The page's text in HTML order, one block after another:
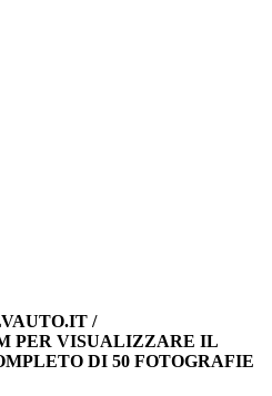
/
PER VISUALIZZARE IL
DI 50 FOTOGRAFIE